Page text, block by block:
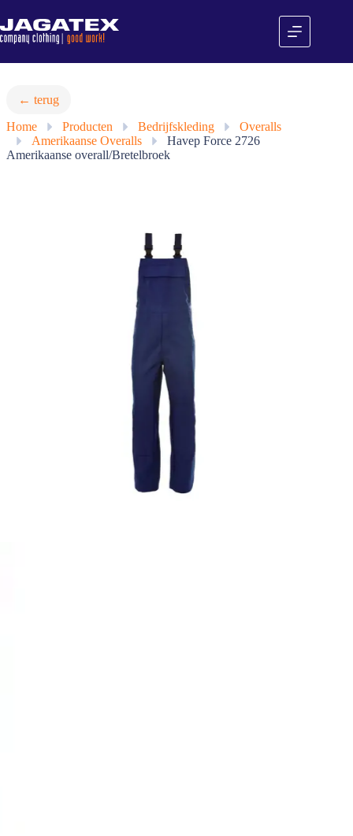
naar
de
inhoud
← terug
Home
» Producten » Bedrijfskleding »
Overalls
»
Amerikaanse Overalls »
Havep Force 2726
Amerikaanse overall/Bretelbroek